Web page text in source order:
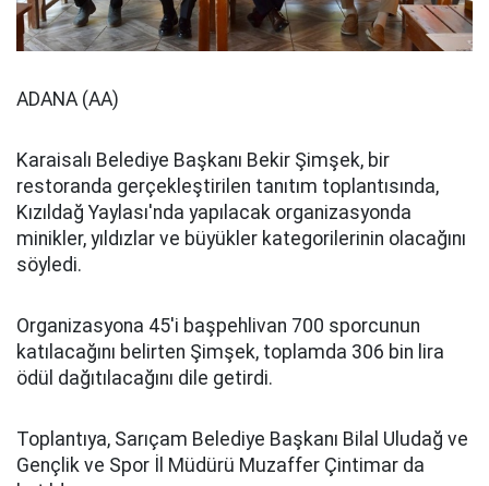
ADANA (AA)
Karaisalı Belediye Başkanı Bekir Şimşek, bir
restoranda gerçekleştirilen tanıtım toplantısında,
Kızıldağ Yaylası'nda yapılacak organizasyonda
minikler, yıldızlar ve büyükler kategorilerinin olacağını
söyledi.
Organizasyona 45'i başpehlivan 700 sporcunun
katılacağını belirten Şimşek, toplamda 306 bin lira
ödül dağıtılacağını dile getirdi.
Toplantıya, Sarıçam Belediye Başkanı Bilal Uludağ ve
Gençlik ve Spor İl Müdürü Muzaffer Çintimar da